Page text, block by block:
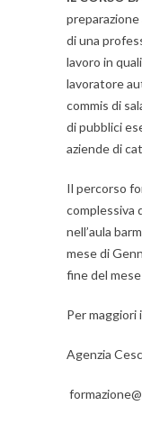
preparazione
di una
lavoro in
lavoratore
commis di
di pubblici
aziende di
Il percorso
complessiva
nell’aula
mese di
fine del
Per maggiori
Agenzia